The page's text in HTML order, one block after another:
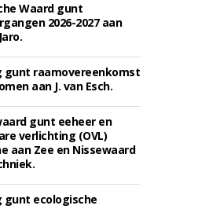
Waard gunt
2026-2027 aan
gunt raamovereenkomst
aan J. van Esch.
gunt eeheer en
verlichting (OVL)
aan Zee en Nissewaard
gunt ecologische